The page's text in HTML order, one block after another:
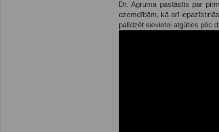
Dr. Agruma pastāstīs par
dzemdībām, kā arī
palīdzēt sievietei atgūties pēc